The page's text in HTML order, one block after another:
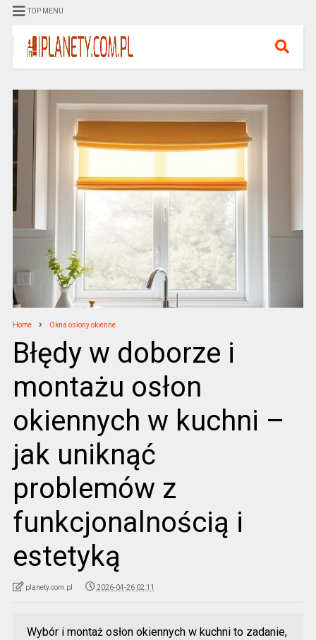
TOP MENU
Home Okna osłony okienne
Błędy w doborze i
montażu osłon
okiennych w kuchni –
jak uniknąć
problemów z
funkcjonalnością i
estetyką
planety.com.pl 2026-04-26 02:11
Wybór i montaż osłon okiennych w kuchni to zadanie,